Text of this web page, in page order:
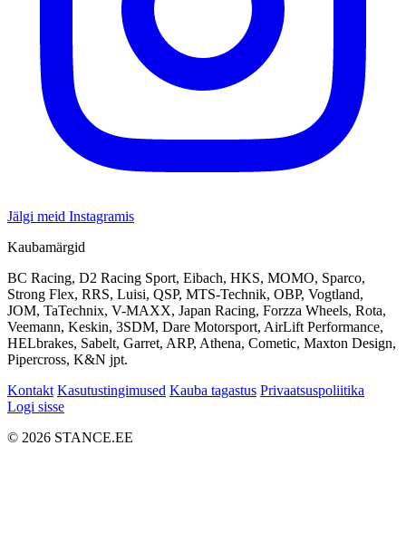
Jälgi meid Instagramis
Kaubamärgid
BC Racing, D2 Racing Sport, Eibach, HKS, MOMO, Sparco,
Strong Flex, RRS, Luisi, QSP, MTS-Technik, OBP, Vogtland,
JOM, TaTechnix, V-MAXX, Japan Racing, Forzza Wheels, Rota,
Veemann, Keskin, 3SDM, Dare Motorsport, AirLift Performance,
HELbrakes, Sabelt, Garret, ARP, Athena, Cometic, Maxton Design,
Pipercross, K&N jpt.
Kontakt Kasutustingimused Kauba tagastus Privaatsuspoliitika
Logi sisse
© 2026 STANCE.EE